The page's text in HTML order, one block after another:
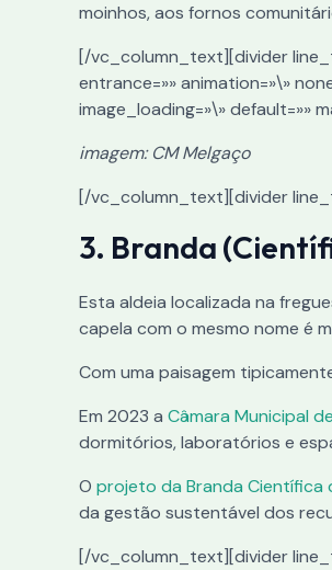
moinhos, aos fornos
[/vc_column_text][divider
entrance=»» animation=»\»
image_loading=»\» default=»»
imagem: CM Melgaço
[/vc_column_text][divider
3. Branda
Esta aldeia localizada na
capela com o mesmo nome é
Com uma paisagem
Em 2023 a Câmara Municipal
dormitórios, laboratórios e
O projeto da Branda Científica
da gestão sustentável dos
[/vc_column_text][divider